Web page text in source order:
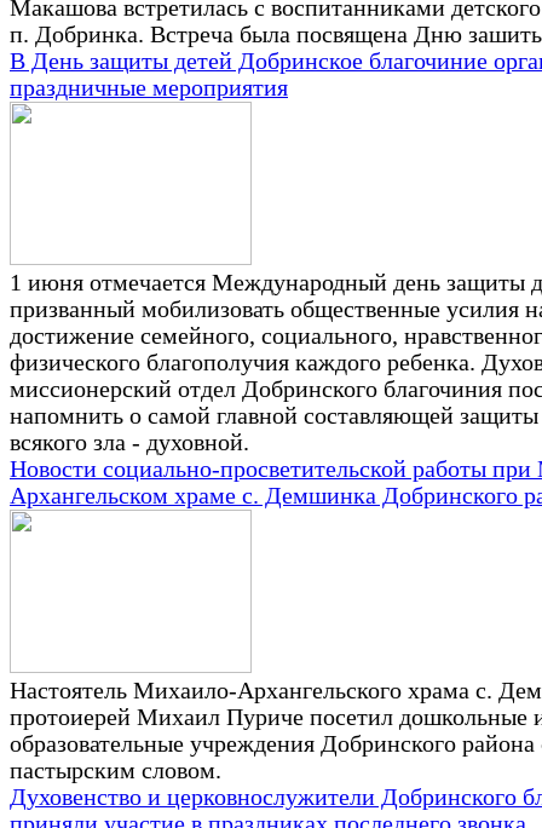
Макашова встретилась с воспитанниками
п. Добринка. Встреча была посвящена Дню
В День защиты детей Добринское благочиние
праздничные мероприятия
1 июня отмечается Международный день защиты
призванный мобилизовать общественные усилия
достижение семейного, социального,
физического благополучия каждого ребенка.
миссионерский отдел Добринского благочиния
напомнить о самой главной составляющей защиты
всякого зла - духовной.
Новости социально-просветительской работы
Архангельском храме с. Демшинка Добринского
Настоятель Михаило-Архангельского храма с.
протоиерей Михаил Пуриче посетил дошкольные
образовательные учреждения Добринского района
пастырским словом.
Духовенство и церковнослужители Добринского